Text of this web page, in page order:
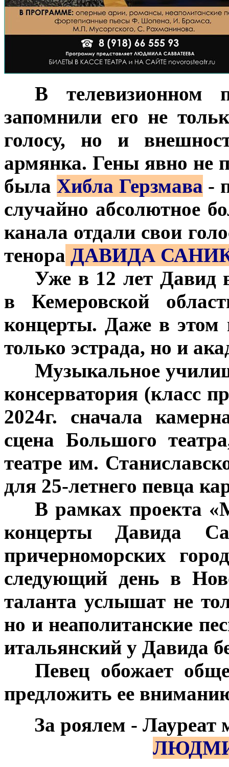
В телевизионном
запомнили его не
голосу, но и
армянка. Гены явно не
была Хибла Герзмава -
случайно абсолютное
канала отдали свои
тенора ДАВИДА
Уже в 12 лет Давид
в Кемеровской
концерты. Даже в этом
только эстрада, но и
Музыкальное
консерватория (класс
2024г. сначала
сцена Большого
театре им.
для 25-летнего певца
В рамках проекта
концерты Давида
причерноморских
следующий день в
таланта услышат не
но и неаполитанские
итальянский у Давида
Певец обожает
предложить ее
За роялем - Лауреат